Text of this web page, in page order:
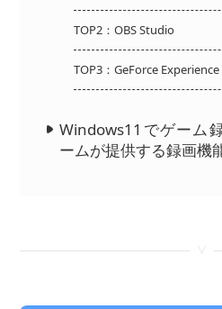
TOP2：OBS Studio
TOP3：GeForce Experience
Windows11でゲーム
ームが提供する録画機